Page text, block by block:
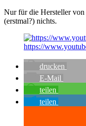
Nur für die Hersteller
(erstmal?) nichts.
https://
drucken
E-Mail
teilen
teilen